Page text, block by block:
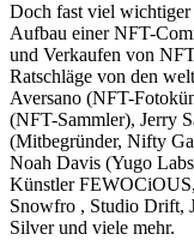
Doch fast viel
Aufbau einer NFT-
und Verkaufen von
Ratschläge von den
Aversano (NFT-
(NFT-Sammler), Jerry
(Mitbegründer, Nifty
Noah Davis (Yugo
Künstler
Snowfro , Studio Drift,
Silver und viele mehr.